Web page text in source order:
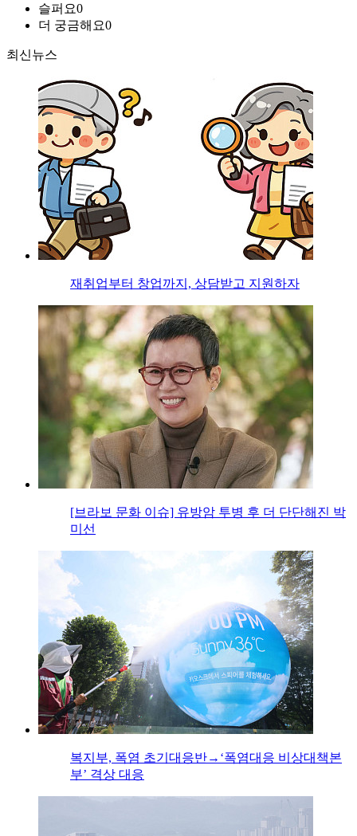
슬퍼요0
더 궁금해요0
최신뉴스
재취업부터 창업까지, 상담받고 지원하자
[브라보 문화 이슈] 유방암 투병 후 더 단단해진 박
미선
복지부, 폭염 초기대응반→‘폭염대응 비상대책본
부’ 격상 대응